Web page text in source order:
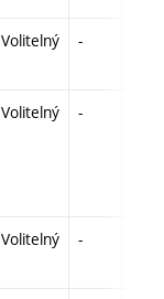
Volitelný -
Volitelný -
Volitelný -